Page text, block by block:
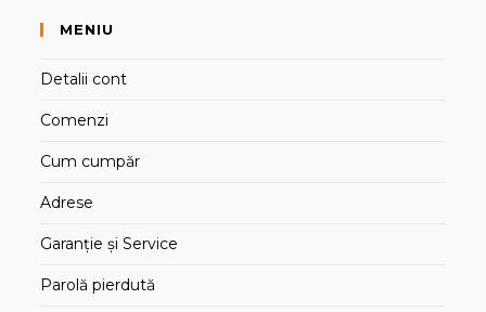
MENIU
Detalii cont
Comenzi
Cum cumpăr
Adrese
Garanție și Service
Parolă pierdută